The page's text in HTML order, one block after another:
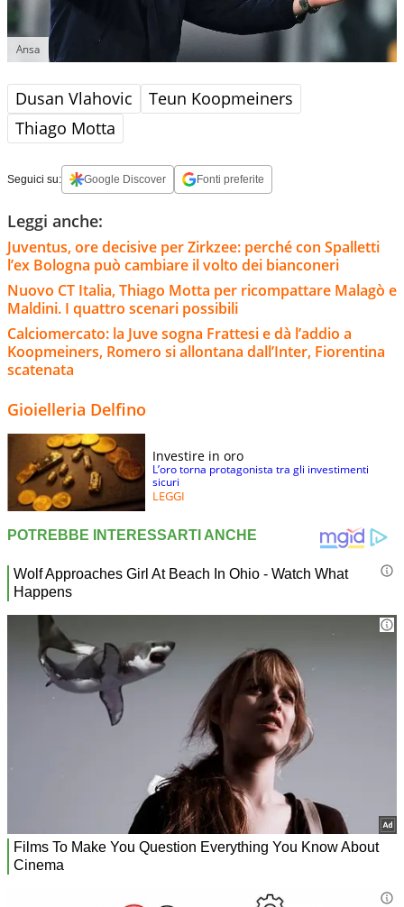
Ansa
Dusan Vlahovic
Teun Koopmeiners
Thiago Motta
Seguici su: Google Discover Fonti preferite
Leggi anche:
Juventus, ore decisive per Zirkzee: perché con Spalletti
l’ex Bologna può cambiare il volto dei bianconeri
Nuovo CT Italia, Thiago Motta per ricompattare Malagò e
Maldini. I quattro scenari possibili
Calciomercato: la Juve sogna Frattesi e dà l’addio a
Koopmeiners, Romero si allontana dall’Inter, Fiorentina
scatenata
Gioielleria Delfino
Investire in oro
L’oro torna protagonista tra gli investimenti
sicuri
LEGGI